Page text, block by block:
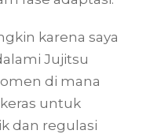
karena saya
Jujitsu
di mana
untuk
dan regulasi